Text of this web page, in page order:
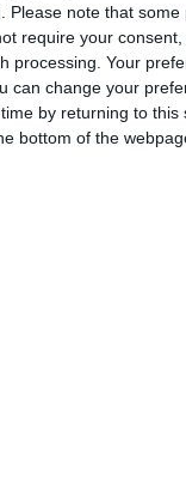
Please note that
require your
processing. Your
can change your
by returning to this
bottom of the
explica